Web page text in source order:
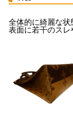
全体的に綺麗な状
表面に若干のスレ